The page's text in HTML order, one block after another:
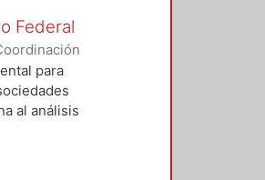
Federal
para
al análisis